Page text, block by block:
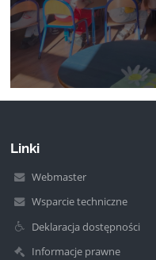
Linki
Webmaster
Wsparcie techniczne
Deklaracja dostępności
Informacje prawne